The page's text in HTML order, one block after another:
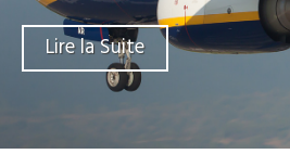
Lire la Suite